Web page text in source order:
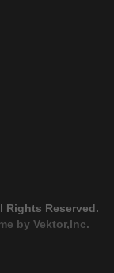
Rights Reserved.
by Vektor,Inc.